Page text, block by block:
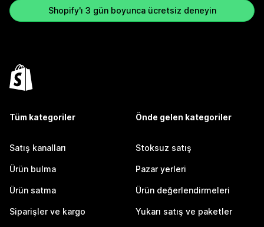
Shopify'ı 3 gün boyunca ücretsiz deneyin
Tüm kategoriler
Satış kanalları
Ürün bulma
Ürün satma
Siparişler ve kargo
Önde gelen kategoriler
Stoksuz satış
Pazar yerleri
Ürün değerlendirmeleri
Yukarı satış ve paketler